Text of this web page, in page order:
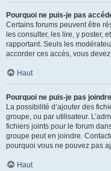
Pourquoi ne puis-je pas
Certains forums peuvent être
les consulter, les lire, y poster,
rapportant. Seuls les
accorder ces accès, vous
Haut
Pourquoi ne puis-je pas
La possibilité d’ajouter des
groupe, ou par utilisateur.
fichiers joints pour le forum
groupe peut en joindre.
pourquoi vous ne pouvez pas
Haut